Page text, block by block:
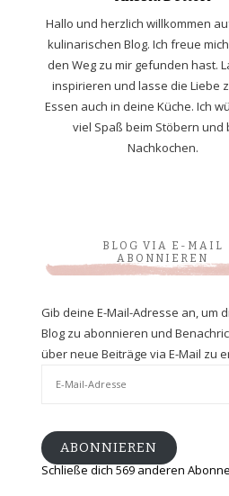
Hallo und herzlich willkommen
kulinarischen Blog. Ich freue
den Weg zu mir gefunden hast.
inspirieren und lasse die Liebe
Essen auch in deine Küche. Ich
viel Spaß beim Stöbern und
Nachkochen.
BLOG VIA E-MAIL
ABONNIEREN
Gib deine E-Mail-Adresse an, um
Blog zu abonnieren und
über neue Beiträge via E-Mail zu
ABONNIEREN
Schließe dich 569 anderen